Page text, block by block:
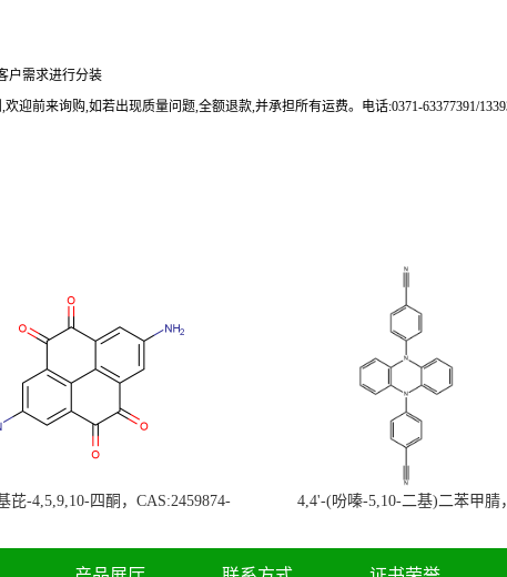
户需求进行分装
迎前来询购,如若出现质量问题,全额退款,并承担所有运费。电话:0371-63377391/
芘-4,5,9,10-四酮，CAS:2459874-
4,4'-(吩嗪-5,10-二基)二苯甲腈